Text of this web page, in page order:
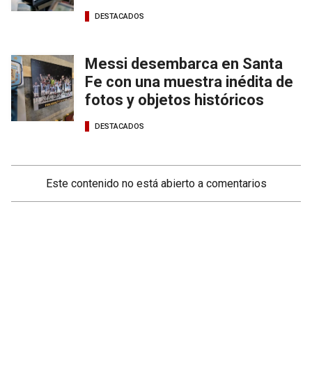
DESTACADOS
Messi desembarca en Santa
Fe con una muestra inédita de
fotos y objetos históricos
DESTACADOS
Este contenido no está abierto a comentarios